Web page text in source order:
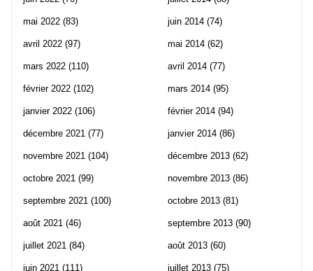
mai 2022 (83)
avril 2022 (97)
mars 2022 (110)
février 2022 (102)
janvier 2022 (106)
décembre 2021 (77)
novembre 2021 (104)
octobre 2021 (99)
septembre 2021 (100)
août 2021 (46)
juillet 2021 (84)
juin 2021 (111)
juin 2014 (74)
mai 2014 (62)
avril 2014 (77)
mars 2014 (95)
février 2014 (94)
janvier 2014 (86)
décembre 2013 (62)
novembre 2013 (86)
octobre 2013 (81)
septembre 2013 (90)
août 2013 (60)
juillet 2013 (75)